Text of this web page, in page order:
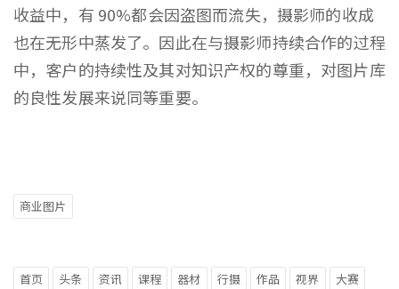
收益中，有 90%都会因盗图而流失，摄影师的收成
也在无形中蒸发了。因此在与摄影师持续合作的过程
中，客户的持续性及其对知识产权的尊重，对图片库
的良性发展来说同等重要。
商业图片
首页 头条 资讯 课程 器材 行摄 作品 视界
大赛